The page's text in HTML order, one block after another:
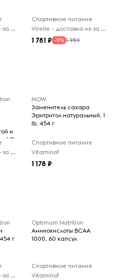
Virelle - доставка из-за рубежа
Спортивное питание
Virelle - доставка из-за рубежа
1 781 -9% 1 959
и
г
Virelle - доставка из-за рубежа
NOW
Заменитель сахара
Эритритол натуральный, 1
lb, 454 г
Спортивное питание
Vitaminof
1 178
г
Virelle - доставка из-за рубежа
Optimum Nutrition
Аминокислоты BCAA
1000, 60 капсул
Спортивное питание
Vitaminof